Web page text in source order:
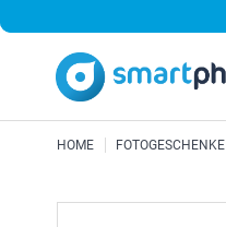
HOME FOTOGESCHENKE